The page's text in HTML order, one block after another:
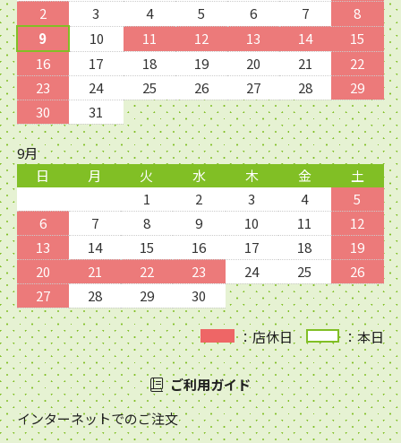
2
3 4 5 6 7
8
9
10 11 12 13 14
15
16
17 18 19 20 21
22
23
24 25 26 27 28
29
30
31
9月
日
月 火 水 木 金
土
1
2 3 4
5
6
7 8 9 10 11
12
13
14 15 16 17 18
19
20
21 22 23 24 25
26
27
28 29 30
：店休日 ：本日
ご利用ガイド
インターネットでのご注文